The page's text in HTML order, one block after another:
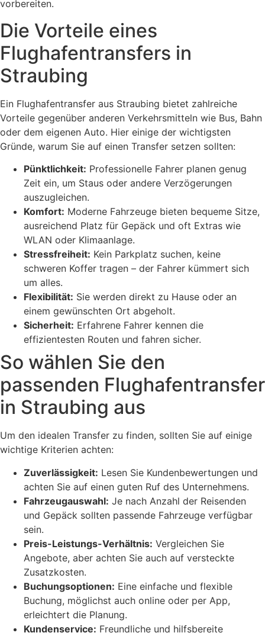
vorbereiten.
Die Vorteile eines
Flughafentransfers in
Straubing
Ein Flughafentransfer aus Straubing bietet zahlreiche
Vorteile gegenüber anderen Verkehrsmitteln wie Bus, Bahn
oder dem eigenen Auto. Hier einige der wichtigsten
Gründe, warum Sie auf einen Transfer setzen sollten:
Pünktlichkeit: Professionelle Fahrer planen genug
Zeit ein, um Staus oder andere Verzögerungen
auszugleichen.
Komfort: Moderne Fahrzeuge bieten bequeme Sitze,
ausreichend Platz für Gepäck und oft Extras wie
WLAN oder Klimaanlage.
Stressfreiheit: Kein Parkplatz suchen, keine
schweren Koffer tragen – der Fahrer kümmert sich
um alles.
Flexibilität: Sie werden direkt zu Hause oder an
einem gewünschten Ort abgeholt.
Sicherheit: Erfahrene Fahrer kennen die
effizientesten Routen und fahren sicher.
So wählen Sie den
passenden Flughafentransfer
in Straubing aus
Um den idealen Transfer zu finden, sollten Sie auf einige
wichtige Kriterien achten:
Zuverlässigkeit: Lesen Sie Kundenbewertungen und
achten Sie auf einen guten Ruf des Unternehmens.
Fahrzeugauswahl: Je nach Anzahl der Reisenden
und Gepäck sollten passende Fahrzeuge verfügbar
sein.
Preis-Leistungs-Verhältnis: Vergleichen Sie
Angebote, aber achten Sie auch auf versteckte
Zusatzkosten.
Buchungsoptionen: Eine einfache und flexible
Buchung, möglichst auch online oder per App,
erleichtert die Planung.
Kundenservice: Freundliche und hilfsbereite